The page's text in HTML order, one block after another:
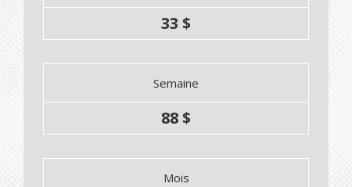
33 $
Semaine
88 $
Mois